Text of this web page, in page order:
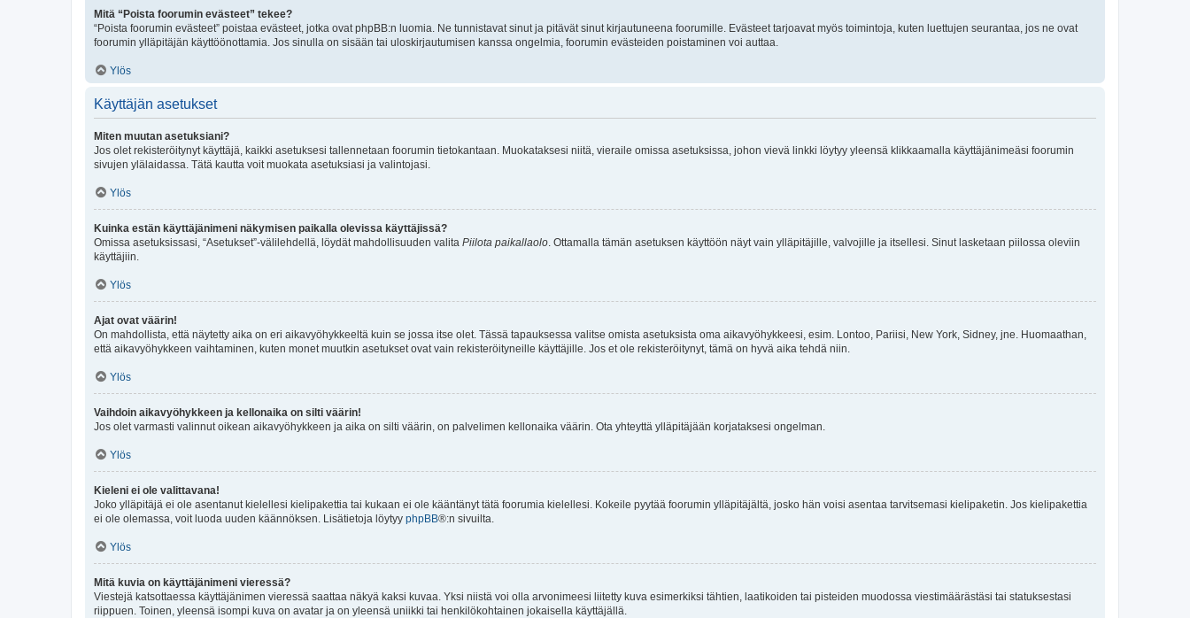
Mitä “Poista foorumin evästeet” tekee?
“Poista foorumin evästeet” poistaa evästeet, jotka ovat phpBB:n luomia. Ne tunnistavat sinut ja pitävät sinut kirjautuneena foorumille. Evästeet tarjoavat myös toimintoja, kuten luettujen seurantaa, jos ne ovat
foorumin ylläpitäjän käyttöönottamia. Jos sinulla on sisään tai uloskirjautumisen kanssa ongelmia, foorumin evästeiden poistaminen voi auttaa.
Ylös
Käyttäjän asetukset
Miten muutan asetuksiani?
Jos olet rekisteröitynyt käyttäjä, kaikki asetuksesi tallennetaan foorumin tietokantaan. Muokataksesi niitä, vieraile omissa asetuksissa, johon vievä linkki löytyy yleensä klikkaamalla käyttäjänimeäsi foorumin
sivujen ylälaidassa. Tätä kautta voit muokata asetuksiasi ja valintojasi.
Ylös
Kuinka estän käyttäjänimeni näkymisen paikalla olevissa käyttäjissä?
Omissa asetuksissasi, “Asetukset”-välilehdellä, löydät mahdollisuuden valita Piilota paikallaolo . Ottamalla tämän asetuksen käyttöön näyt vain ylläpitäjille, valvojille ja itsellesi. Sinut lasketaan piilossa oleviin
käyttäjiin.
Ylös
Ajat ovat väärin!
On mahdollista, että näytetty aika on eri aikavyöhykkeeltä kuin se jossa itse olet. Tässä tapauksessa valitse omista asetuksista oma aikavyöhykkeesi, esim. Lontoo, Pariisi, New York, Sidney, jne. Huomaathan,
että aikavyöhykkeen vaihtaminen, kuten monet muutkin asetukset ovat vain rekisteröityneille käyttäjille. Jos et ole rekisteröitynyt, tämä on hyvä aika tehdä niin.
Ylös
Vaihdoin aikavyöhykkeen ja kellonaika on silti väärin!
Jos olet varmasti valinnut oikean aikavyöhykkeen ja aika on silti väärin, on palvelimen kellonaika väärin. Ota yhteyttä ylläpitäjään korjataksesi ongelman.
Ylös
Kieleni ei ole valittavana!
Joko ylläpitäjä ei ole asentanut kielellesi kielipakettia tai kukaan ei ole kääntänyt tätä foorumia kielellesi. Kokeile pyytää foorumin ylläpitäjältä, josko hän voisi asentaa tarvitsemasi kielipaketin. Jos kielipakettia
ei ole olemassa, voit luoda uuden käännöksen. Lisätietoja löytyy phpBB®:n sivuilta.
Ylös
Mitä kuvia on käyttäjänimeni vieressä?
Viestejä katsottaessa käyttäjänimen vieressä saattaa näkyä kaksi kuvaa. Yksi niistä voi olla arvonimeesi liitetty kuva esimerkiksi tähtien, laatikoiden tai pisteiden muodossa viestimäärästäsi tai statuksestasi
riippuen. Toinen, yleensä isompi kuva on avatar ja on yleensä uniikki tai henkilökohtainen jokaisella käyttäjällä.